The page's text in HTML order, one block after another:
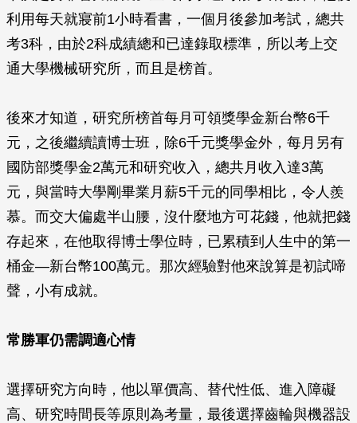
利用每天就寢前1小時看書，一個月後參加考試，總共
考3科，由於2科成績總和已達錄取標準，所以考上交
通大學機械研究所，而且是榜首。
後來才知道，研究所榜首每月可領獎學金新台幣6千
元，之後繼續讀博士班，除6千元獎學金外，每月另有
國防部獎學金2萬元和研究收入，總共月收入達3萬
元，與當時大學剛畢業月薪5千元的同學相比，令人羨
慕。而交大偏處半山腰，沒什麼地方可花錢，他就把錢
存起來，在他取得博士學位時，已累積到人生中的第一
桶金—新台幣100萬元。那次經驗對他來說算是初試啼
聲，小有成就。
常勝軍仍需調適心情
選擇研究方向時，他以單價高、替代性低、進入障礙
高、研究時間長等原則為考量，最後選擇齒輪與機器設